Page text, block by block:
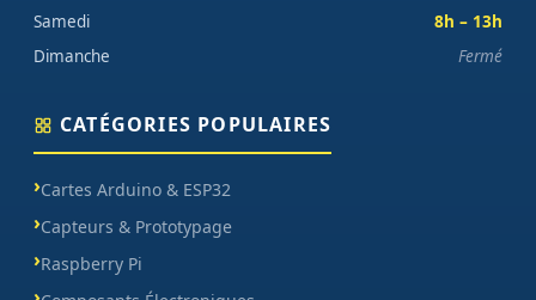
Samedi
8h – 13h
Dimanche
Fermé
CATÉGORIES POPULAIRES
Cartes Arduino & ESP32
Capteurs & Prototypage
Raspberry Pi